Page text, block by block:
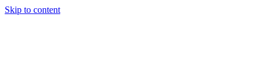
Skip to content